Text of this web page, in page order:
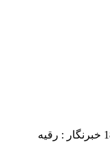
خبرنگار : رقیه